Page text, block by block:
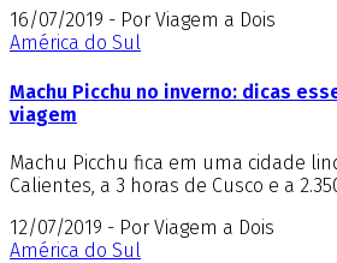
16/07/2019 - Por Viagem a Dois
América do Sul
Machu Picchu no inverno: dicas
viagem
Machu Picchu fica em uma cidade
Calientes, a 3 horas de Cusco e a
12/07/2019 - Por Viagem a Dois
América do Sul